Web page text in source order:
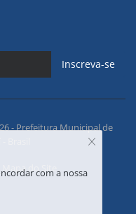
Inscreva-se
- Prefeitura Municipal de
Mapa do Sitecom a nossa